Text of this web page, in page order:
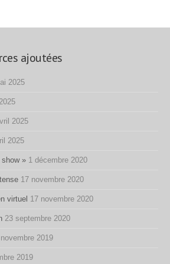
ajoutées
2025
2025
2025
» 1 décembre 2020
17 novembre 2020
virtuel 17 novembre 2020
23 septembre 2020
2019
2019